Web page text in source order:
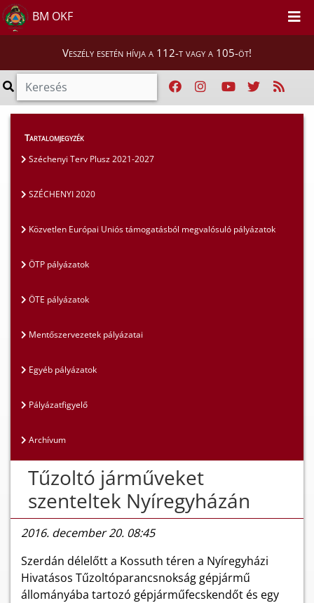
BM OKF
Veszély esetén hívja a 112-t vagy a 105-öt!
Szakmai tájékoztatók
SZÉCHENYI 2020
Tartalomjegyzék
Széchenyi Terv Plusz 2021-2027
SZÉCHENYI 2020
Közvetlen Európai Uniós támogatásból megvalósuló pályázatok
ÖTP pályázatok
ÖTE pályázatok
Mentőszervezetek pályázatai
Egyéb pályázatok
Pályázatfigyelő
Archívum
Tűzoltó járműveket
szenteltek Nyíregyházán
2016. december 20. 08:45
Szerdán délelőtt a Kossuth téren a Nyíregyházi
Hivatásos Tűzoltóparancsnokság gépjármű
állományába tartozó gépjárműfecskendőt és egy